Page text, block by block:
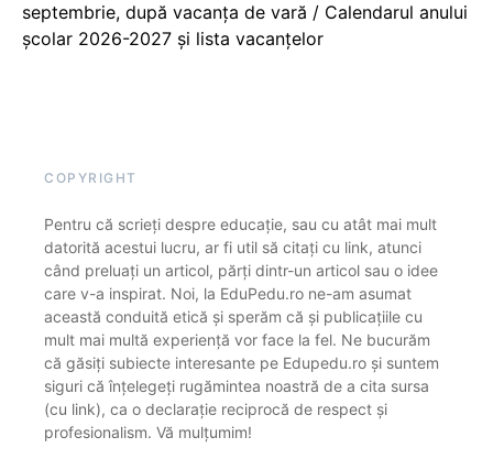
septembrie, după vacanța de vară / Calendarul anului
școlar 2026-2027 și lista vacanțelor
COPYRIGHT
Pentru că scrieți despre educație, sau cu atât mai mult
datorită acestui lucru, ar fi util să citați cu link, atunci
când preluați un articol, părți dintr-un articol sau o idee
care v-a inspirat. Noi, la EduPedu.ro ne-am asumat
această conduită etică și sperăm că și publicațiile cu
mult mai multă experiență vor face la fel. Ne bucurăm
că găsiți subiecte interesante pe Edupedu.ro și suntem
siguri că înțelegeți rugămintea noastră de a cita sursa
(cu link), ca o declarație reciprocă de respect și
profesionalism. Vă mulțumim!